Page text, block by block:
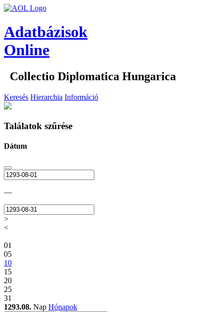
Adatbázisok
Online
Collectio Diplomatica Hungarica
Keresés Hierarchia Információ
Találatok szűrése
Dátum
—
>
<
01
05
10
15
20
25
31
1293.08. Nap Hónapok